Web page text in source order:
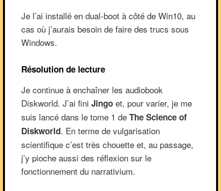
Je l’ai installé en dual-boot à côté de Win10, au
cas où j’aurais besoin de faire des trucs sous
Windows.
Résolution de lecture
Je continue à enchaîner les audiobook
Diskworld. J’ai fini Jingoet, pour varier, je me
suis lancé dans le tome 1 de The Science of
Diskworld. En terme de vulgarisation
scientifique c’est très chouette et, au passage,
j’y pioche aussi des réflexion sur le
fonctionnement du narrativium.